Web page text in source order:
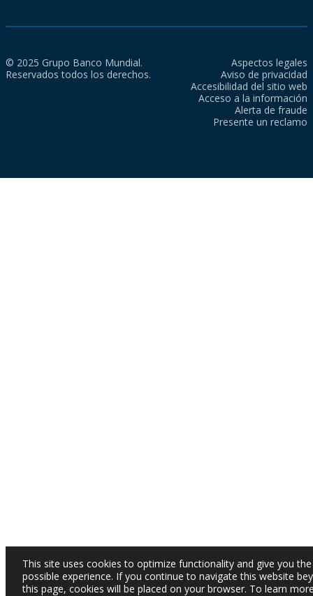
© 2025 Grupo Banco Mundial.
Reservados todos los derechos.
Aspectos legales
Aviso de privacidad
Accesibilidad del sitio web
Acceso a la información
Alerta de fraude
Presente un reclamo
This site uses cookies to optimize functionality and give you
possible experience. If you continue to navigate this website
this page, cookies will be placed on your browser. To learn